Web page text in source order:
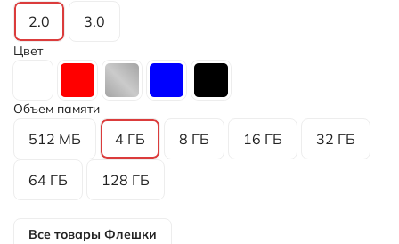
2.0 3.0
Цвет
Объем памяти
512 МБ 4 ГБ 8 ГБ 16 ГБ 32 ГБ
64 ГБ 128 ГБ
Все товары Флешки